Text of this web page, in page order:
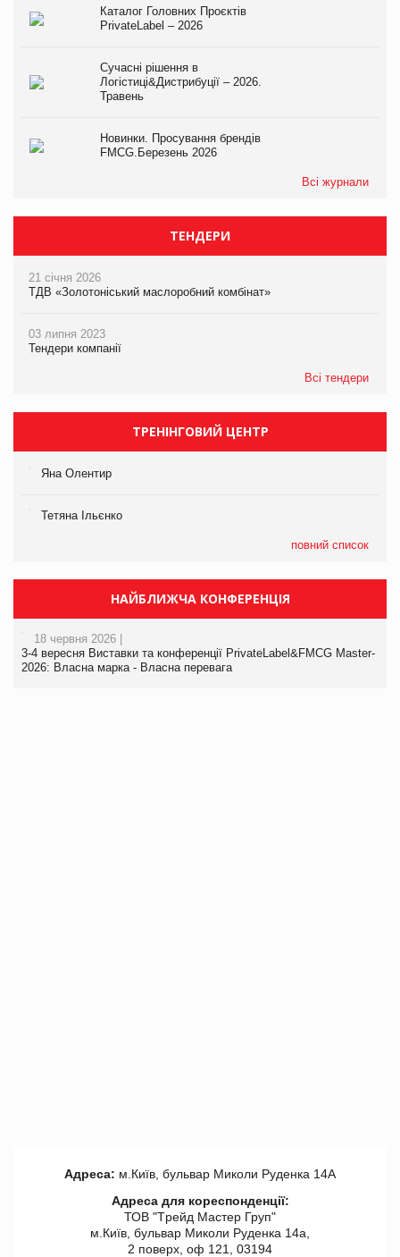
Каталог Головних Проєктів
PrivateLabel – 2026
Сучасні рішення в
Логістиці&Дистрибуції – 2026.
Травень
Новинки. Просування брендів
FMCG.Березень 2026
Всі журнали
ТЕНДЕРИ
21 січня 2026
ТДВ «Золотоніський маслоробний комбінат»
03 липня 2023
Тендери компанії
Всі тендери
ТРЕНІНГОВИЙ ЦЕНТР
Яна Олентир
Тетяна Ільєнко
повний список
НАЙБЛИЖЧА КОНФЕРЕНЦІЯ
18 червня 2026 |
3-4 вересня Виставки та конференції PrivateLabel&FMCG Master-
2026: Власна марка - Власна перевага
Адреса: м.Київ, бульвар Миколи Руденка 14А
Адреса для кореспонденції:
ТОВ "Tрейд Мастер Груп"
м.Київ, бульвар Миколи Руденка 14а,
2 поверх, оф 121, 03194